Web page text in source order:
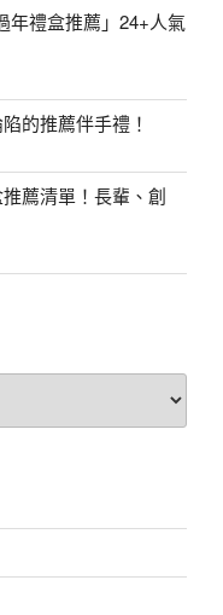
年禮盒推薦」24+人氣
的推薦伴手禮！
薦清單！長輩、創